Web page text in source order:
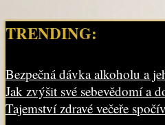
TRENDING:
Bezpečná dávka alkoholu a
Jak zvýšit své sebevědomí a
Tajemství zdravé večeře